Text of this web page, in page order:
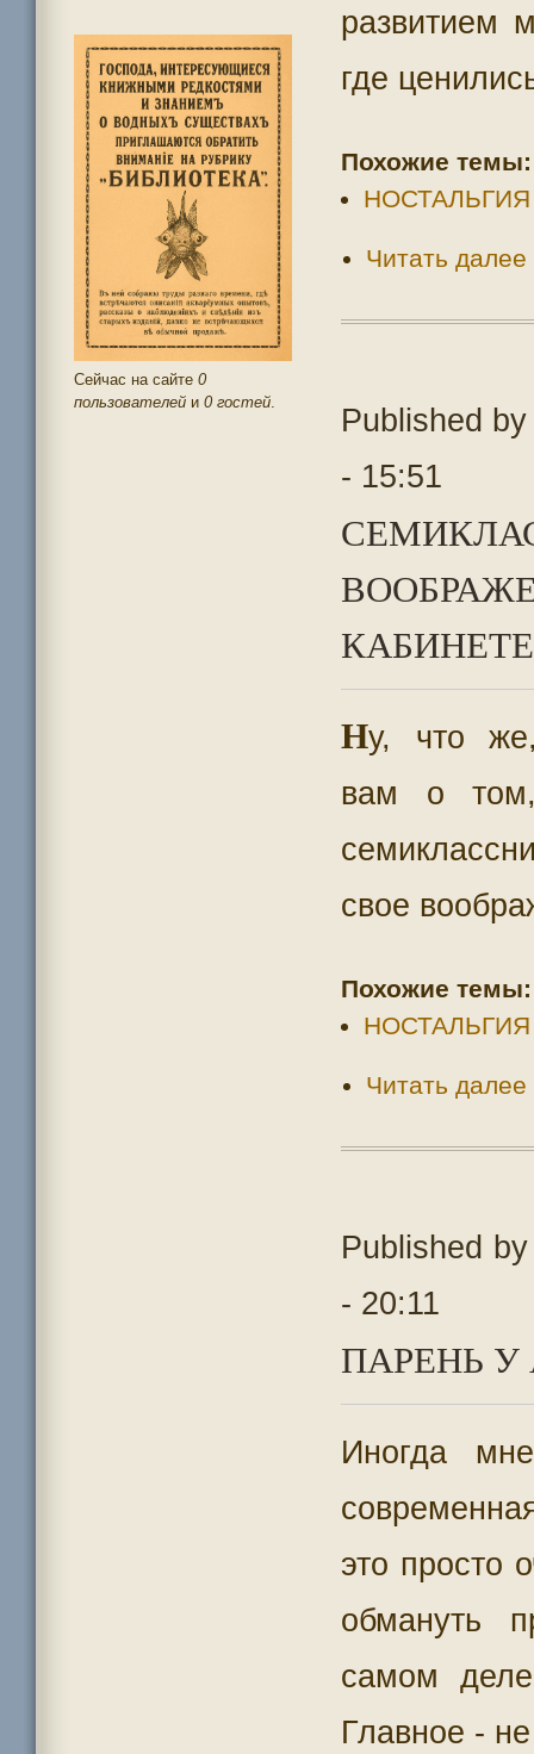
развитием
где
Похожие темы:
Читать далее
Published
- 15:51
Ну, что
вам о
свое
Похожие темы:
Читать далее
Published
- 20:11
ПАРЕНЬ У
Иногда
это просто
обмануть
самом
Главное -
Сейчас на сайте 0
пользователей и 0 гостей.